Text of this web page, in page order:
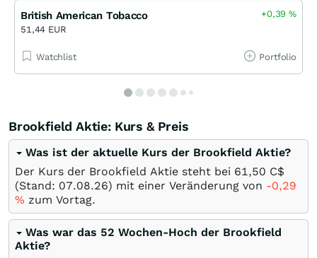
British American Tobacco
51,44 EUR
+0,39%
Watchlist Portfolio
Brookfield Aktie: Kurs & Preis
Was ist der aktuelle Kurs der Brookfield Aktie?
Der Kurs der Brookfield Aktie steht bei 61,50 C$
(Stand: 07.08.26) mit einer Veränderung von -0,29
% zum Vortag.
Was war das 52 Wochen-Hoch der Brookfield
Aktie?